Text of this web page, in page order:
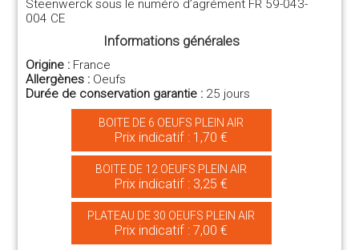
Steenwerck sous le numéro d’agrément FR 59-043-
004 CE
Informations générales
Origine : France
Allergènes : Oeufs
Durée de conservation garantie : 25 jours
BOITE DE 6 OEUFS PLEIN AIR
Prix indicatif : 1,70 €
BOITE DE 12 OEUFS PLEIN AIR
Prix indicatif : 3,25 €
PLATEAU DE 30 OEUFS PLEIN AIR
Prix indicatif : 7,00 €